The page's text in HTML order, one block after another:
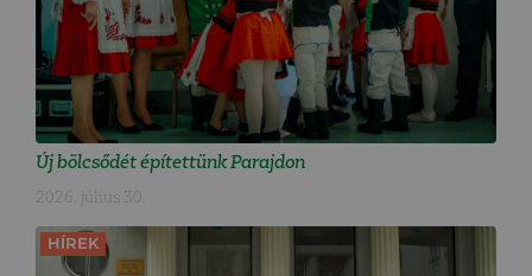
Új bölcsődét építettünk Parajdon
2026. július 30.
HÍREK